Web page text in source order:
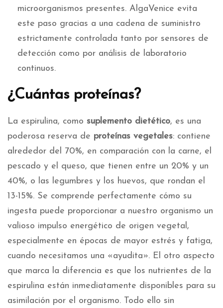
microorganismos presentes. AlgaVenice evita
este paso gracias a una cadena de suministro
estrictamente controlada tanto por sensores de
detección como por análisis de laboratorio
continuos.
¿Cuántas proteínas?
La espirulina, como suplemento dietético, es una
poderosa reserva de proteínas vegetales: contiene
alrededor del 70%, en comparación con la carne, el
pescado y el queso, que tienen entre un 20% y un
40%, o las legumbres y los huevos, que rondan el
13-15%. Se comprende perfectamente cómo su
ingesta puede proporcionar a nuestro organismo un
valioso impulso energético de origen vegetal,
especialmente en épocas de mayor estrés y fatiga,
cuando necesitamos una «ayudita». El otro aspecto
que marca la diferencia es que los nutrientes de la
espirulina están inmediatamente disponibles para su
asimilación por el organismo. Todo ello sin